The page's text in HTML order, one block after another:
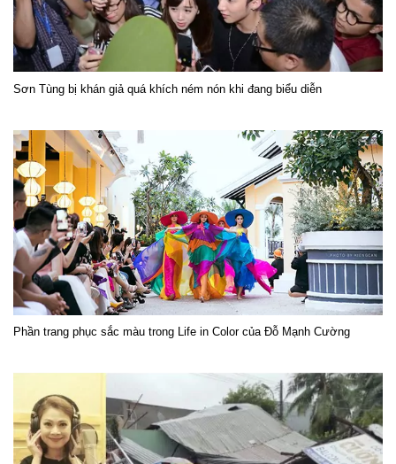
Sơn Tùng bị khán giả quá khích ném nón khi đang biểu diễn
Phần trang phục sắc màu trong Life in Color của Đỗ Mạnh Cường